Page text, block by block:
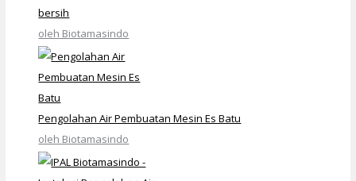
bersih
oleh Biotamasindo
Pengolahan Air Pembuatan Mesin Es Batu
oleh Biotamasindo